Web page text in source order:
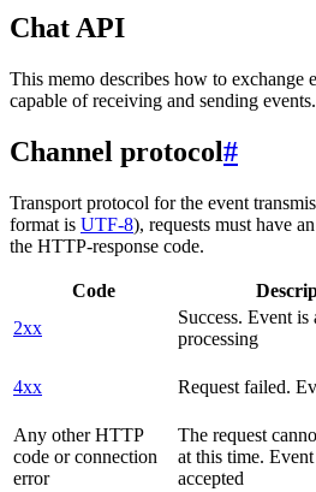
Chat API
This memo describes how to exchange
capable of receiving and sending events.
Channel protocol#
Transport protocol for the event
format is UTF-8), requests must have
the HTTP-response code.
Code
2xx
Success. Event is
processing
4xx Request failed.
Any other HTTP
code or connection
error
The request
at this time.
accepted